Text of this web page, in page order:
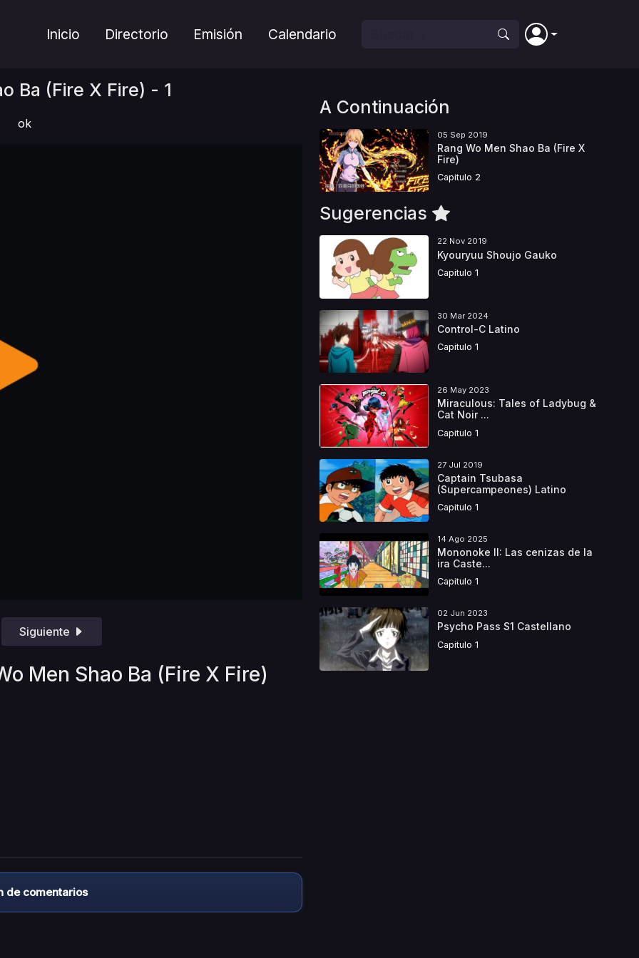
Inicio Directorio Emisión Calendario
Ba (Fire X Fire) - 1
ok
Siguiente
Men Shao Ba (Fire X Fire)
de comentarios
A Continuación
05 Sep 2019
Rang Wo Men Shao Ba (Fire X
Fire)
Capitulo 2
Sugerencias
22 Nov 2019
Kyouryuu Shoujo Gauko
Capitulo 1
30 Mar 2024
Control-C Latino
Capitulo 1
26 May 2023
Miraculous: Tales of Ladybug &
Cat Noir ...
Capitulo 1
27 Jul 2019
Captain Tsubasa
(Supercampeones) Latino
Capitulo 1
14 Ago 2025
Mononoke II: Las cenizas de la
ira Caste...
Capitulo 1
02 Jun 2023
Psycho Pass S1 Castellano
Capitulo 1